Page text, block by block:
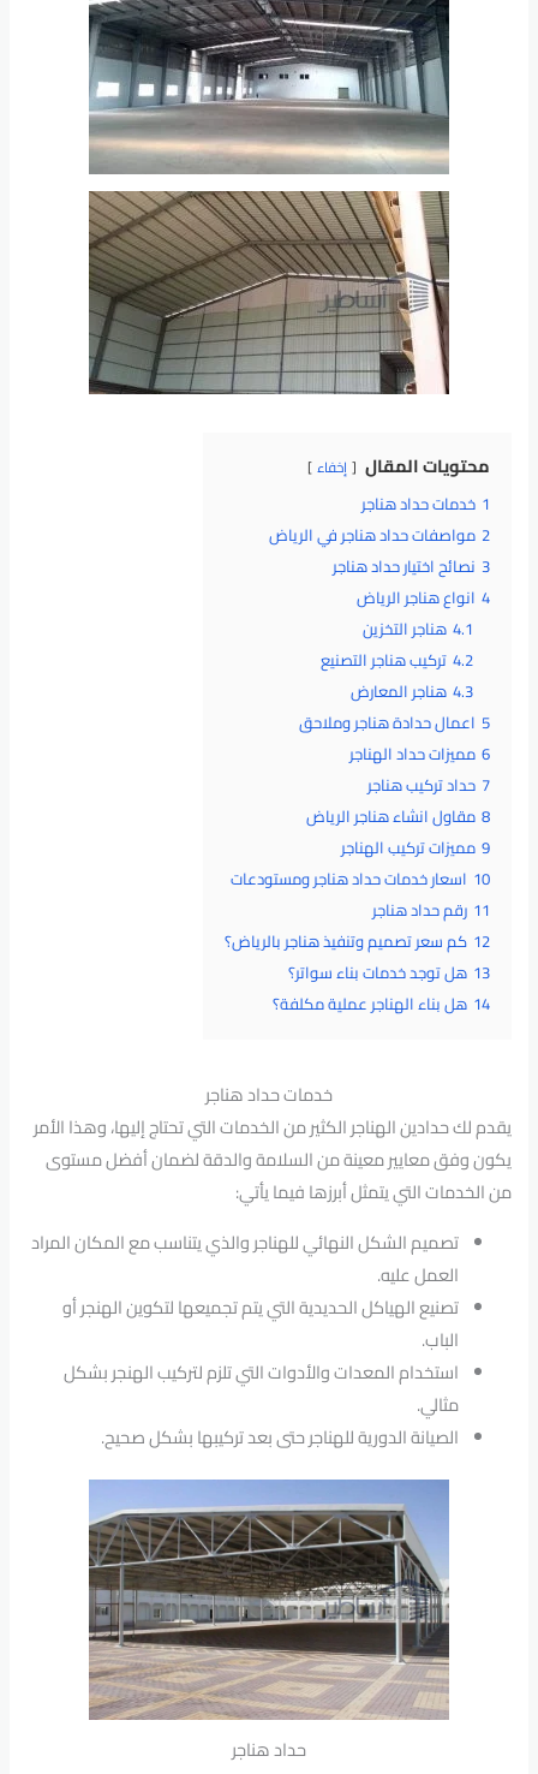
محتويات المقال إخفاء
1 خدمات حداد هناجر
2 مواصفات حداد هناجر في الرياض
3 نصائح اختيار حداد هناجر
4 انواع هناجر الرياض
4.1 هناجر التخزين
4.2 تركيب هناجر التصنيع
4.3 هناجر المعارض
5 اعمال حدادة هناجر وملاحق
6 مميزات حداد الهناجر
7 حداد تركيب هناجر
8 مقاول انشاء هناجر الرياض
9 مميزات تركيب الهناجر
10 اسعار خدمات حداد هناجر ومستودعات
11 رقم حداد هناجر
12 كم سعر تصميم وتنفيذ هناجر بالرياض؟
13 هل توجد خدمات بناء سواتر؟
14 هل بناء الهناجر عملية مكلفة؟
خدمات حداد هناجر
يقدم لك حدادين الهناجر الكثير من الخدمات التي تحتاج إليها، وهذا الأمر
يكون وفق معايير معينة من السلامة والدقة لضمان أفضل مستوى
من الخدمات التي يتمثل أبرزها فيما يأتي:
تصميم الشكل النهائي للهناجر والذي يتناسب مع المكان المراد
العمل عليه.
تصنيع الهياكل الحديدية التي يتم تجميعها لتكوين الهنجر أو
الباب.
استخدام المعدات والأدوات التي تلزم لتركيب الهنجر بشكل
مثالي.
الصيانة الدورية للهناجر حتى بعد تركيبها بشكل صحيح.
حداد هناجر